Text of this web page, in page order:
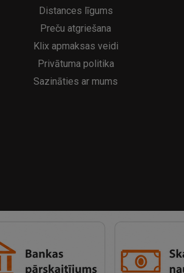
Distances līgums
Preču atgriešana
Klix apmaksas veidi
Privātuma politika
Sazināties ar mums